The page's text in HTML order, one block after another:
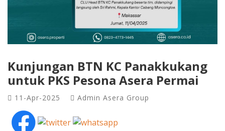
Kunjungan BTN KC Panakkukang
untuk PKS Pesona Asera Permai
11-Apr-2025 Admin Asera Group